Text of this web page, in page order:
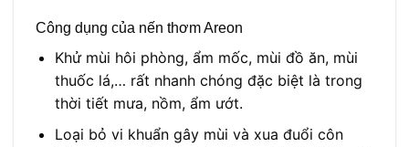
Công dụng của nến thơm Areon
Khử mùi hôi phòng, ẩm mốc, mùi đồ ăn, mùi
thuốc lá,… rất nhanh chóng đặc biệt là trong
thời tiết mưa, nồm, ẩm ướt.
Loại bỏ vi khuẩn gây mùi và xua đuổi côn